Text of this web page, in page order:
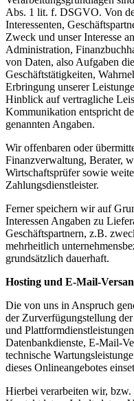
Abs. 1 lit. f. DSGVO. Von
Interessenten,
Zweck und unser Interesse
Administration,
von Daten, also Aufgaben
Geschäftstätigkeiten,
Erbringung unserer
Hinblick auf vertragliche
Kommunikation entspricht
genannten Angaben.
Wir offenbaren oder
Finanzverwaltung, Berater,
Wirtschaftsprüfer sowie
Zahlungsdienstleister.
Ferner speichern wir auf
Interessen Angaben zu
Geschäftspartnern, z.B.
mehrheitlich
grundsätzlich dauerhaft.
Hosting und E-Mail-
Die von uns in Anspruch
der Zurverfügungstellung
und
Datenbankdienste, E-Mail-
technische
dieses Onlineangebotes
Hierbei verarbeiten wir, bzw.